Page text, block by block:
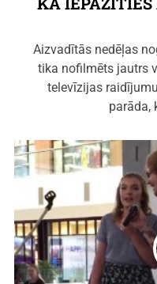
Aizvadītās nedēļas
tika nofilmēts jautrs
televīzijas
parāda,